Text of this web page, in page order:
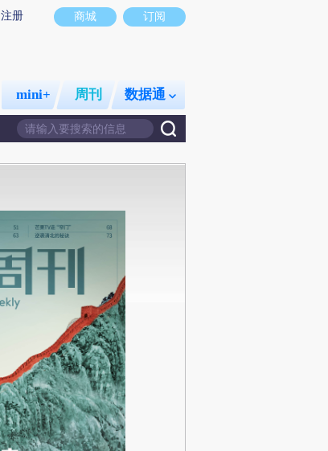
商城 订阅
注册
mini+ 周刊 数据通